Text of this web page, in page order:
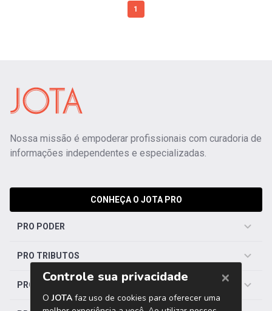
1
Nossa missão é empoderar profissionais com curadoria de
informações independentes e especializadas.
CONHEÇA O JOTA PRO
PRO PODER
PRO TRIBUTOS
PRO TRABALHISTA